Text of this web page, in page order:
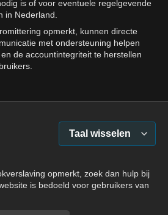
is of voor eventuele regelgevende
in Nederland.
opmerkt, kunnen directe
met ondersteuning helpen
de accountintegriteit te herstellen
opmerkt, zoek dan hulp bij
is bedoeld voor gebruikers van
Taal wisselen